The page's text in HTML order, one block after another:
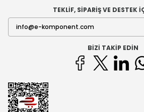
TEKLİF, SİPARİŞ VE DESTEK
BIZI TAKIP EDIN